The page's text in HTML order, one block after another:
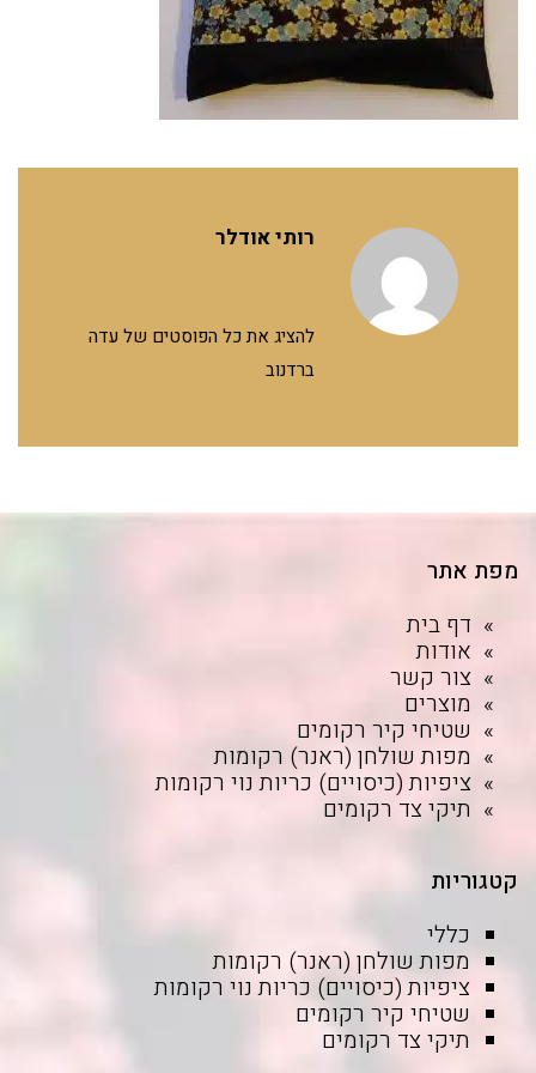
רותי אודלר
להציג את כל הפוסטים של עדה
ברדנוב
מפת אתר
דף בית
אודות
צור קשר
מוצרים
שטיחי קיר רקומים
מפות שולחן (ראנר) רקומות
ציפיות (כיסויים) כריות נוי רקומות
תיקי צד רקומים
קטגוריות
כללי
מפות שולחן (ראנר) רקומות
ציפיות (כיסויים) כריות נוי רקומות
שטיחי קיר רקומים
תיקי צד רקומים